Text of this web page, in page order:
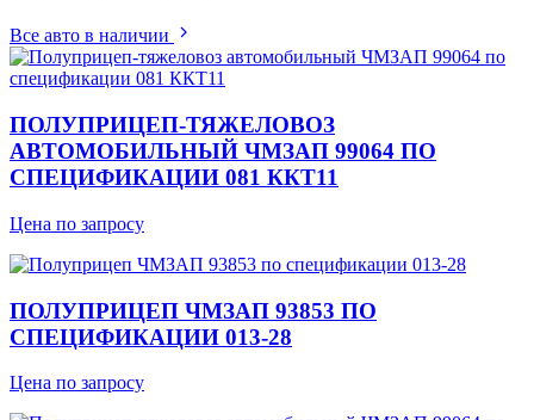
Все авто в наличии
ПОЛУПРИЦЕП-ТЯЖЕЛОВОЗ
АВТОМОБИЛЬНЫЙ ЧМЗАП 99064 ПО
СПЕЦИФИКАЦИИ 081 ККТ11
Цена по запросу
ПОЛУПРИЦЕП ЧМЗАП 93853 ПО
СПЕЦИФИКАЦИИ 013-28
Цена по запросу